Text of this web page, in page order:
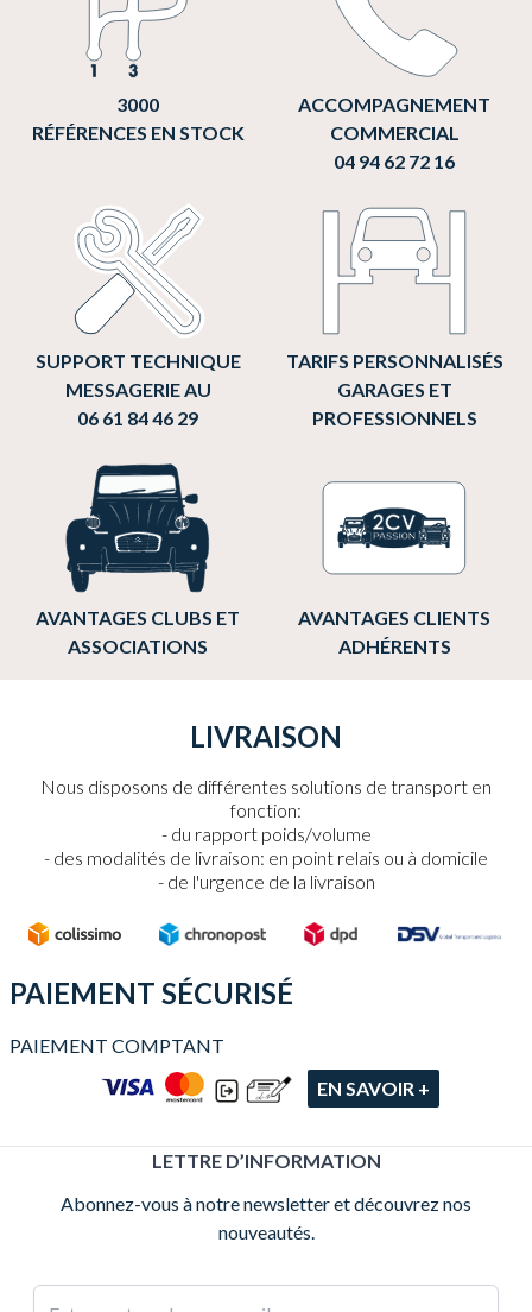
3000
RÉFÉRENCES EN STOCK
ACCOMPAGNEMENT
COMMERCIAL
04 94 62 72 16
SUPPORT TECHNIQUE
MESSAGERIE AU
06 61 84 46 29
TARIFS PERSONNALISÉS
GARAGES ET
PROFESSIONNELS
AVANTAGES CLUBS ET
ASSOCIATIONS
AVANTAGES CLIENTS
ADHÉRENTS
LIVRAISON
Nous disposons de différentes solutions de transport en
fonction:
du rapport poids/volume
des modalités de livraison: en point relais ou à domicile
de l'urgence de la livraison
PAIEMENT SÉCURISÉ
PAIEMENT COMPTANT
EN SAVOIR +
LETTRE D’INFORMATION
Abonnez-vous à notre newsletter et découvrez nos
nouveautés.
Adresse e-mail